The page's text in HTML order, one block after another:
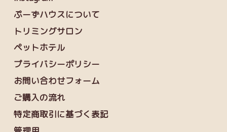
ぷーずハウスについて
トリミングサロン
ペットホテル
プライバシーポリシー
お問い合わせフォーム
ご購入の流れ
特定商取引に基づく表記